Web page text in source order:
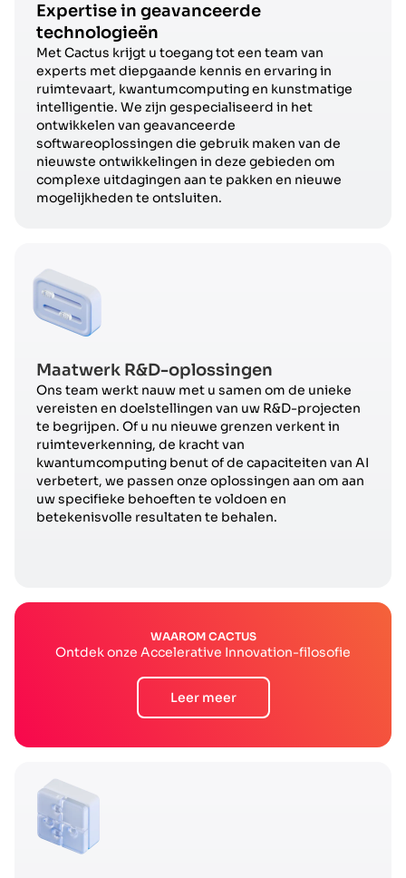
Expertise in geavanceerde
technologieën
Met Cactus krijgt u toegang tot een team van
experts met diepgaande kennis en ervaring in
ruimtevaart, kwantumcomputing en kunstmatige
intelligentie. We zijn gespecialiseerd in het
ontwikkelen van geavanceerde
softwareoplossingen die gebruik maken van de
nieuwste ontwikkelingen in deze gebieden om
complexe uitdagingen aan te pakken en nieuwe
mogelijkheden te ontsluiten.​
Maatwerk R&D-oplossingen
Ons team werkt nauw met u samen om de unieke
vereisten en doelstellingen van uw R&D-projecten
te begrijpen. Of u nu nieuwe grenzen verkent in
ruimteverkenning, de kracht van
kwantumcomputing benut of de capaciteiten van AI
verbetert, we passen onze oplossingen aan om aan
uw specifieke behoeften te voldoen en
betekenisvolle resultaten te behalen.​
WAAROM CACTUS
Ontdek onze Accelerative Innovation-filosofie
Leer meer